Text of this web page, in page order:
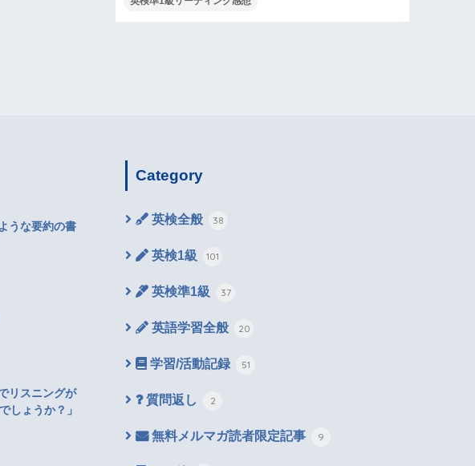
うな要約の書
リスニングが
しょうか？」
Category
英検全般 38
英検1級 101
英検準1級 37
英語学習全般 20
学習/活動記録 51
質問返し 2
無料メルマガ読者限定記事 9